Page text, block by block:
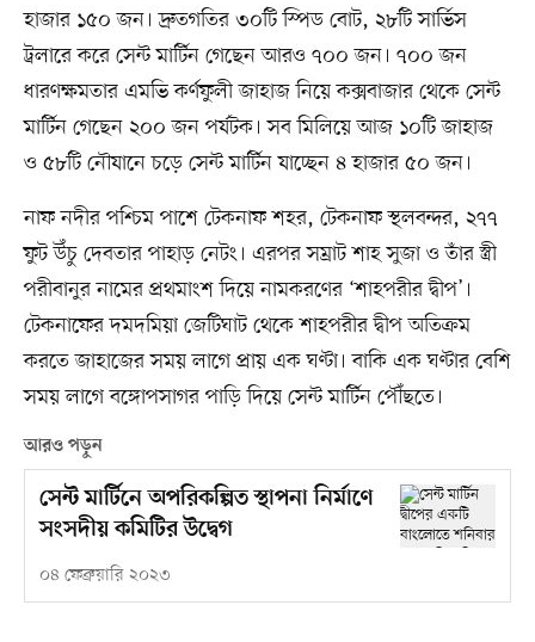
হাজার ১৫০ জন। দ্রুতগতির ৩০টি স্পিড বোট, ২৮টি সার্ভিস
ট্রলারে করে সেন্ট মার্টিন গেছেন আরও ৭০০ জন। ৭০০ জন
ধারণক্ষমতার এমভি কর্ণফুলী জাহাজ নিয়ে কক্সবাজার থেকে সেন্ট
মার্টিন গেছেন ২০০ জন পর্যটক। সব মিলিয়ে আজ ১০টি জাহাজ
ও ৫৮টি নৌযানে চড়ে সেন্ট মার্টিন যাচ্ছেন ৪ হাজার ৫০ জন।
নাফ নদীর পশ্চিম পাশে টেকনাফ শহর, টেকনাফ স্থলবন্দর, ২৭৭
ফুট উঁচু দেবতার পাহাড় নেটং। এরপর সম্রাট শাহ সুজা ও তাঁর স্ত্রী
পরীবানুর নামের প্রথমাংশ দিয়ে নামকরণের ‘শাহপরীর দ্বীপ’।
টেকনাফের দমদমিয়া জেটিঘাট থেকে শাহপরীর দ্বীপ অতিক্রম
করতে জাহাজের সময় লাগে প্রায় এক ঘণ্টা। বাকি এক ঘণ্টার বেশি
সময় লাগে বঙ্গোপসাগর পাড়ি দিয়ে সেন্ট মার্টিন পৌঁছতে।
আরও পড়ুন
সেন্ট মার্টিনে অপরিকল্পিত স্থাপনা নির্মাণে
সংসদীয় কমিটির উদ্বেগ
০৪ ফেব্রুয়ারি ২০২৩